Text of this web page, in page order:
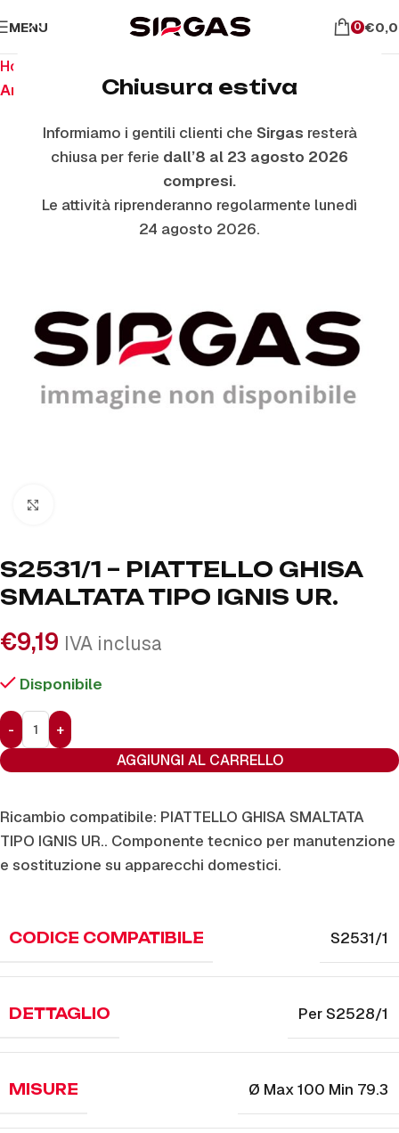
Chiusura estiva
Informiamo i gentili clienti che Sirgas resterà
chiusa per ferie dall’8 al 23 agosto 2026
compresi.
Le attività riprenderanno regolarmente lunedì
24 agosto 2026.
MENU 0 €
Home
Anelli E Piattelli Smaltati
S2531/1 – PIATTELLO GHISA
SMALTATA TIPO IGNIS UR.
€9,19 IVA inclusa
Disponibile
AGGIUNGI AL CARRELLO
Ricambio compatibile: PIATTELLO GHISA SMALTATA
TIPO IGNIS UR.. Componente tecnico per manutenzione
e sostituzione su apparecchi domestici.
CODICE COMPATIBILE S2531/1
DETTAGLIO Per S2528/1
MISURE Ø Max 100 Min 79.3